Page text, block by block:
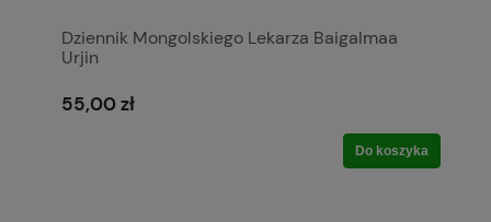
Dziennik Mongolskiego Lekarza Baigalmaa
Urjin
55,00 zł
Do koszyka